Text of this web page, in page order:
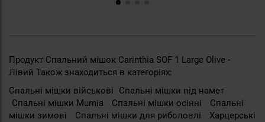
Продукт Спальний мішок Carinthia SOF 1 Large Olive -
Лівий Також знаходиться в категоріях:
Спальні мішки військові
Спальні мішки під намет
Спальні мішки Mumia
Спальні мішки осінні
Спальні
мішки зимові
Спальні мішки для риболовлі
Харцерські